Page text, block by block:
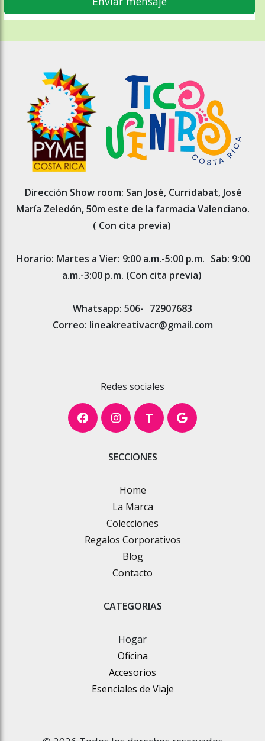
Dirección Show room: San José, Curridabat, José
María Zeledón, 50m este de la farmacia Valenciano.
( Con cita previa)
Horario: Martes a Vier: 9:00 a.m.-5:00 p.m. Sab: 9:00
a.m.-3:00 p.m. (Con cita previa)
Whatsapp: 506- 72907683
Correo: lineakreativacr@gmail.com
Redes sociales
T
SECCIONES
Home
La Marca
Colecciones
Regalos Corporativos
Blog
Contacto
CATEGORIAS
Hogar
Oficina
Accesorios
Esenciales de Viaje